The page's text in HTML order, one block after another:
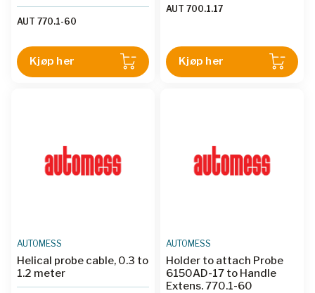
AUT 770.1-60
Kjøp her
AUT 700.1.17
Kjøp her
AUTOMESS
Helical probe cable, 0.3 to
1.2 meter
AUTOMESS
Holder to attach Probe
6150AD-17 to Handle
Extens. 770.1-60